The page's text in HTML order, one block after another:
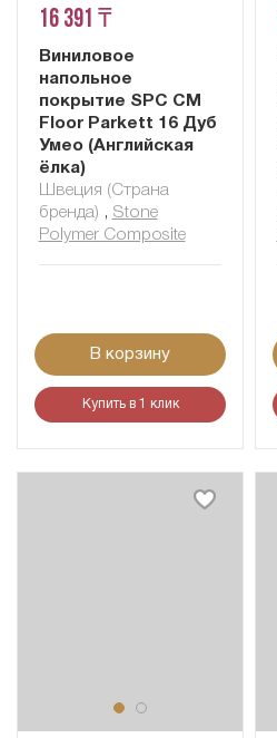
16 391 ₸
Виниловое
напольное
покрытие SPC CM
Floor Parkett 16 Дуб
Умео (Английская
ёлка)
Швеция (Страна
бренда) , Stone
Polymer Composite
В корзину
Купить в 1 клик